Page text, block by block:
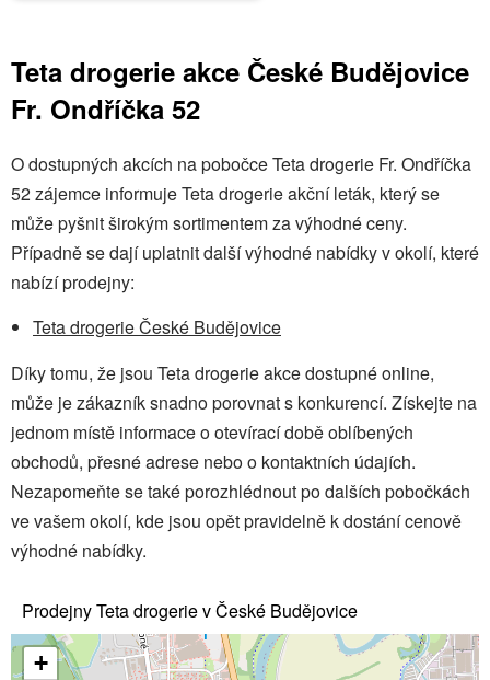
Teta drogerie akce České Budějovice
Fr. Ondříčka 52
O dostupných akcích na pobočce Teta drogerie Fr. Ondříčka
52 zájemce informuje Teta drogerie akční leták, který se
může pyšnit širokým sortimentem za výhodné ceny.
Případně se dají uplatnit další výhodné nabídky v okolí, které
nabízí prodejny:
Teta drogerie České Budějovice
Díky tomu, že jsou Teta drogerie akce dostupné online,
může je zákazník snadno porovnat s konkurencí. Získejte na
jednom místě informace o otevírací době oblíbených
obchodů, přesné adrese nebo o kontaktních údajích.
Nezapomeňte se také porozhlédnout po dalších pobočkách
ve vašem okolí, kde jsou opět pravidelně k dostání cenově
výhodné nabídky.
Prodejny Teta drogerie v České Budějovice
+